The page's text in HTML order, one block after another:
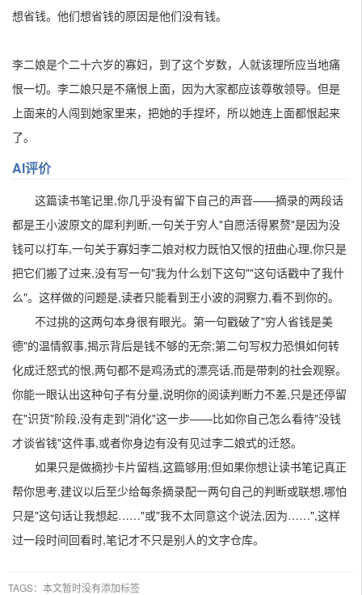
想省钱。他们想省钱的原因是他们没有钱。
李二娘是个二十六岁的寡妇，到了这个岁数，人就该理所应当地痛
恨一切。李二娘只是不痛恨上面，因为大家都应该尊敬领导。但是
上面来的人闯到她家里来，把她的手捏坏，所以她连上面都恨起来
了。
AI评价
这篇读书笔记里,你几乎没有留下自己的声音——摘录的两段话
都是王小波原文的犀利判断,一句关于穷人"自愿活得累赘"是因为没
钱可以打车,一句关于寡妇李二娘对权力既怕又恨的扭曲心理,你只是
把它们搬了过来,没有写一句"我为什么划下这句""这句话戳中了我什
么"。这样做的问题是,读者只能看到王小波的洞察力,看不到你的。
不过挑的这两句本身很有眼光。第一句戳破了"穷人省钱是美
德"的温情叙事,揭示背后是钱不够的无奈;第二句写权力恐惧如何转
化成迁怒式的恨,两句都不是鸡汤式的漂亮话,而是带刺的社会观察。
你能一眼认出这种句子有分量,说明你的阅读判断力不差,只是还停留
在"识货"阶段,没有走到"消化"这一步——比如你自己怎么看待"没钱
才谈省钱"这件事,或者你身边有没有见过李二娘式的迁怒。
如果只是做摘抄卡片留档,这篇够用;但如果你想让读书笔记真正
帮你思考,建议以后至少给每条摘录配一两句自己的判断或联想,哪怕
只是"这句话让我想起……"或"我不太同意这个说法,因为……",这样
过一段时间回看时,笔记才不只是别人的文字仓库。
TAGS：本文暂时没有添加标签